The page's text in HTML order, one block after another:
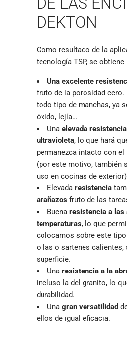
DEKTON
Como resultado de la
tecnología TSP, se
Una excelente
fruto de la porosidad cero.
todo tipo de manchas, ya
óxido, lejía…
Una elevada
ultravioleta, lo que hará
permanezca intacto con el
(por este motivo, también
uso en cocinas de
Elevada resistencia
arañazos fruto de las
Buena resistencia a las
temperaturas, lo que
colocamos sobre este tipo
ollas o sartenes calientes,
superficie.
Una resistencia a la
incluso la del granito, lo
durabilidad.
Una gran versatilidad
ellos de igual eficacia.